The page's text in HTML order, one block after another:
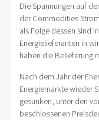
Die Spannungen auf
der Commodities
als Folge dessen sind
Energielieferanten in
haben die Belieferung
Nach dem Jahr der
Energiemärkte wieder
gesunken, unter den
beschlossenen